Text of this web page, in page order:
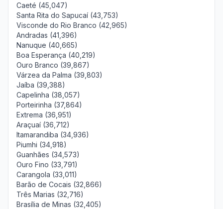
Caeté (45,047)
Santa Rita do Sapucaí (43,753)
Visconde do Rio Branco (42,965)
Andradas (41,396)
Nanuque (40,665)
Boa Esperança (40,219)
Ouro Branco (39,867)
Várzea da Palma (39,803)
Jaíba (39,388)
Capelinha (38,057)
Porteirinha (37,864)
Extrema (36,951)
Araçuaí (36,712)
Itamarandiba (34,936)
Piumhi (34,918)
Guanhães (34,573)
Ouro Fino (33,791)
Carangola (33,011)
Barão de Cocais (32,866)
Três Marias (32,716)
Brasília de Minas (32,405)